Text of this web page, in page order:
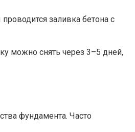
заливка бетона с
можно снять через 3–5 дней,
фундамента. Часто